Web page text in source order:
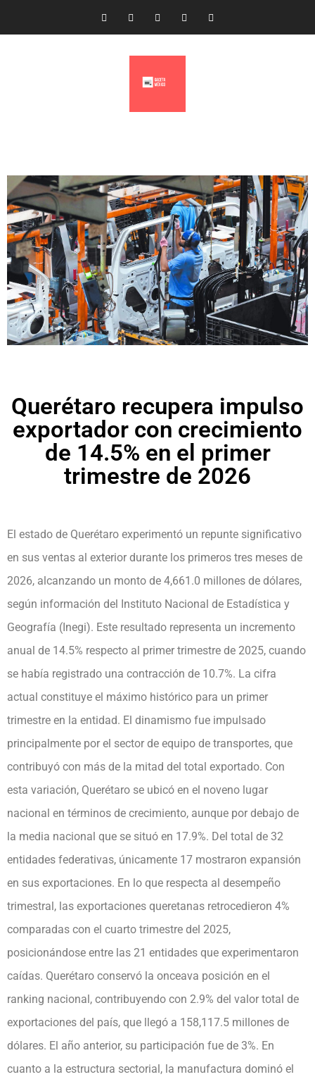
Querétaro recupera impulso
exportador con crecimiento
de 14.5% en el primer
trimestre de 2026
El estado de Querétaro experimentó un repunte significativo
en sus ventas al exterior durante los primeros tres meses de
2026, alcanzando un monto de 4,661.0 millones de dólares,
según información del Instituto Nacional de Estadística y
Geografía (Inegi). Este resultado representa un incremento
anual de 14.5% respecto al primer trimestre de 2025, cuando
se había registrado una contracción de 10.7%. La cifra
actual constituye el máximo histórico para un primer
trimestre en la entidad. El dinamismo fue impulsado
principalmente por el sector de equipo de transportes, que
contribuyó con más de la mitad del total exportado. Con
esta variación, Querétaro se ubicó en el noveno lugar
nacional en términos de crecimiento, aunque por debajo de
la media nacional que se situó en 17.9%. Del total de 32
entidades federativas, únicamente 17 mostraron expansión
en sus exportaciones. En lo que respecta al desempeño
trimestral, las exportaciones queretanas retrocedieron 4%
comparadas con el cuarto trimestre del 2025,
posicionándose entre las 21 entidades que experimentaron
caídas. Querétaro conservó la onceava posición en el
ranking nacional, contribuyendo con 2.9% del valor total de
exportaciones del país, que llegó a 158,117.5 millones de
dólares. El año anterior, su participación fue de 3%. En
cuanto a la estructura sectorial, la manufactura dominó el